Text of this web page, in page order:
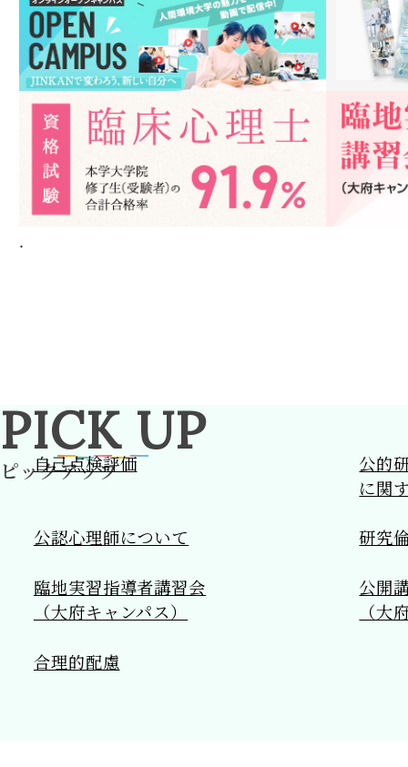
PICK UP
ピックアップ
自己点検評価
公的
に関
公認心理師について 研究
臨地実習指導者講習会
（大府キャンパス）
公開
（大
合理的配慮